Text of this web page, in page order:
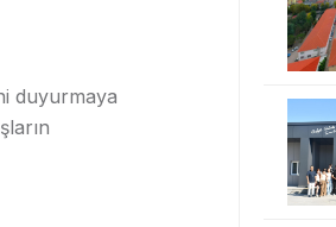
duyurmaya